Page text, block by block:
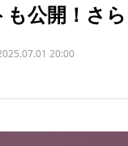
公開！さ
20:00